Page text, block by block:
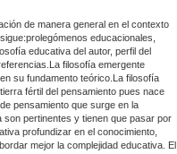
de manera general en el contexto
educacionales,
educativa del autor, perfil del
filosofía emergente
su fundamento teórico.La filosofía
fértil del pensamiento pues nace
pensamiento que surge en la
son pertinentes y tienen que pasar por
profundizar en el conocimiento,
mejor la complejidad educativa. El